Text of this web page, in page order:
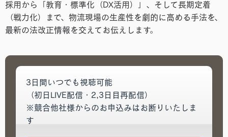
採用から「教育・標準化（DX活用）」、そして長期定着
（戦力化）まで、物流現場の生産性を劇的に高める手法を、
最新の法改正情報を交えてお伝えします。
3日間いつでも視聴可能
（初日LIVE配信・2,3日目再配信）
※競合他社様からのお申込みはお断りいたしま
す